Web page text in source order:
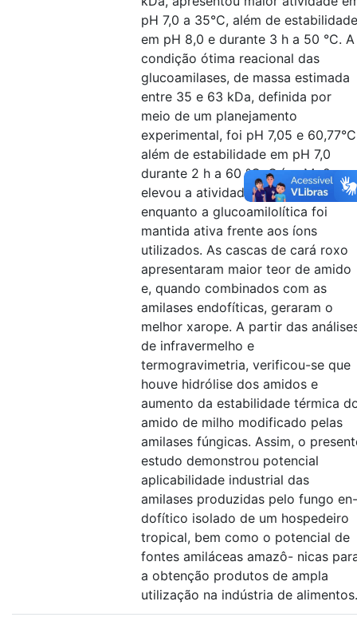
pH 7,0 a 35°C, além de estabilidade
em pH 8,0 e durante 3 h a 50 °C. A
condição ótima reacional das
glucoamilases, de massa estimada
entre 35 e 63 kDa, definida por
meio de um planejamento
experimental, foi pH 7,05 e
além de estabilidade em pH 7,0
durante 2 h a 60 °C. O íon Mg2+
elevou a atividade alfa-amilolítica,
enquanto a glucoamilolítica foi
mantida ativa frente aos íons
utilizados. As cascas de cará roxo
apresentaram maior teor de amido
e, quando combinados com as
amilases endofíticas, geraram o
melhor xarope. A partir das
de infravermelho e
termogravimetria, verificou-se que
houve hidrólise dos amidos e
aumento da estabilidade térmica
amido de milho modificado pelas
amilases fúngicas. Assim, o
estudo demonstrou potencial
aplicabilidade industrial das
amilases produzidas pelo fungo en-
dofítico isolado de um hospedeiro
tropical, bem como o potencial de
fontes amiláceas amazô- nicas
a obtenção produtos de ampla
utilização na indústria de alimentos.